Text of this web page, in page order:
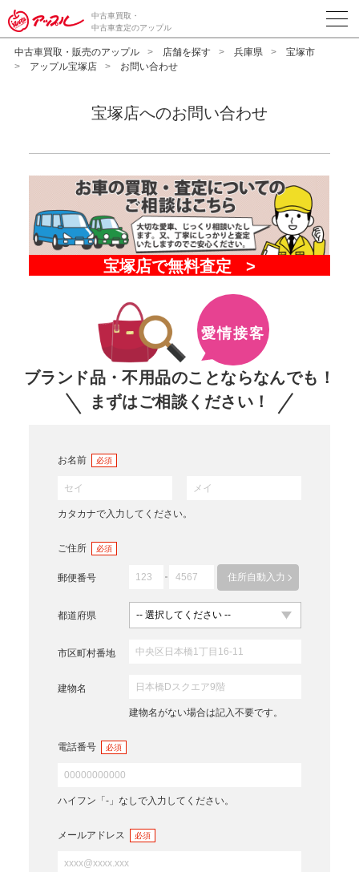
中古車買取・
中古車査定のアップル
中古車買取・販売のアップル 店舗を探す 兵庫県
宝塚市
アップル宝塚店
お問い合わせ
宝塚店へのお問い合わせ
ブランド品・不用品のことならなんでも！
まずはご相談ください！
愛情接客
お名前 必須
カタカナで入力してください。
ご住所 必須
郵便番号 住所自動入力
都道府県
市区町村番地
建物名
建物名がない場合は記入不要です。
電話番号 必須
ハイフン「-」なしで入力してください。
メールアドレス 必須